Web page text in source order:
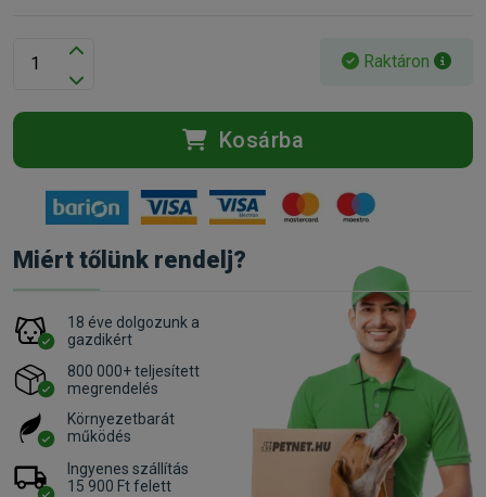
Raktáron
Kosárba
Miért tőlünk rendelj?
18 éve dolgozunk a
gazdikért
800 000+ teljesített
megrendelés
Környezetbarát
működés
Ingyenes szállítás
15 900 Ft felett